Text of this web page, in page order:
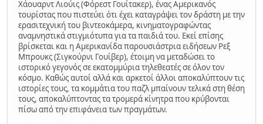
Χάουαρντ Λιούις (Φόρεστ Γουίτακερ), ένας Αμερικανός
τουρίστας που πιστεύει ότι έχει καταγράψει τον δράστη με την
ερασιτεχνική του βιντεοκάμερα, κινηματογραφώντας
αναμνηστικά στιγμιότυπα για τα παιδιά του. Εκεί επίσης
βρίσκεται και η Αμερικανίδα παρουσιάστρια ειδήσεων Ρεξ
Μπρουκς (Σιγκούρνι Γουίβερ), έτοιμη να μεταδώσει το
ιστορικό γεγονός σε εκατομμύρια τηλεθεατές σε όλον τον
κόσμο. Καθώς αυτοί αλλά και αρκετοί άλλοι αποκαλύπτουν τις
ιστορίες τους, τα κομμάτια του παζλ μπαίνουν τελικά στη θέση
τους, αποκαλύπτοντας τα τρομερά κίνητρα που κρύβονται
πίσω από την επιφάνεια των πραγμάτων.